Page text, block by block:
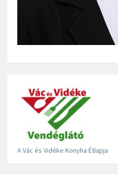
A Vác és Vidéke Konyha Étlapja